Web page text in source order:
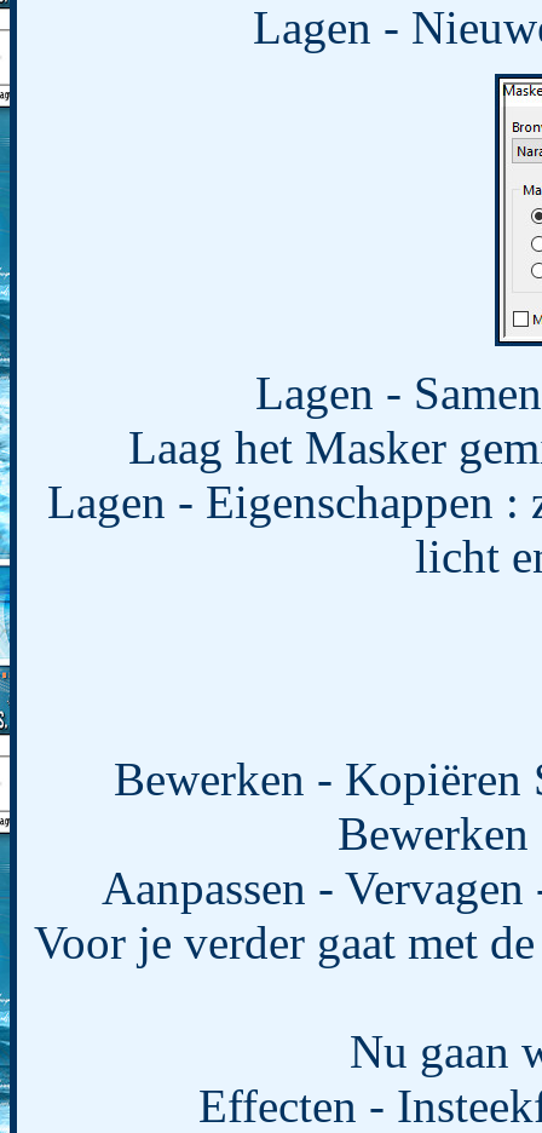
Lagen -
Lagen -
Laag het Masker
Lagen - Eigenschappen :
licht
Bewerken - Kopiëren
Aanpassen -
Voor je verder gaat met
Nu gaan
Effecten -